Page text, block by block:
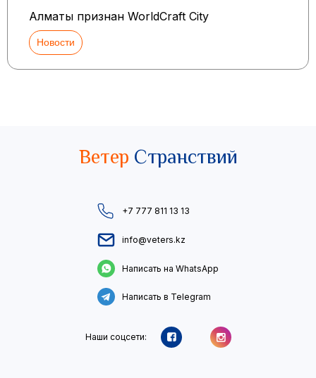
Алматы признан WorldCraft City
Новости
Ветер Странствий
+7 777 811 13 13
info@veters.kz
Написать на WhatsApp
Написать в Telegram
Наши соцсети: